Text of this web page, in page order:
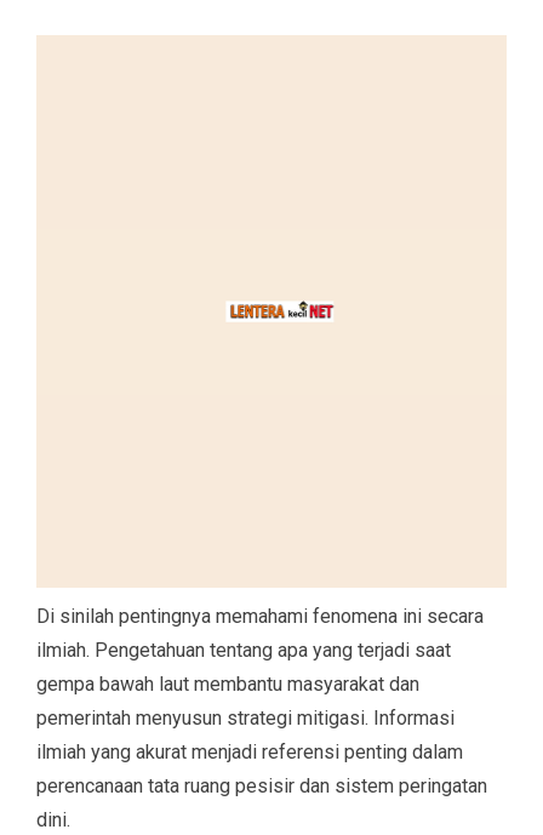
Di sinilah pentingnya memahami fenomena ini secara
ilmiah. Pengetahuan tentang apa yang terjadi saat
gempa bawah laut membantu masyarakat dan
pemerintah menyusun strategi mitigasi. Informasi
ilmiah yang akurat menjadi referensi penting dalam
perencanaan tata ruang pesisir dan sistem peringatan
dini.